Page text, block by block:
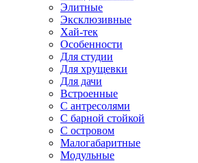
Элитные
Эксклюзивные
Хай-тек
Особенности
Для студии
Для хрущевки
Для дачи
Встроенные
С антресолями
С барной стойкой
С островом
Малогабаритные
Модульные